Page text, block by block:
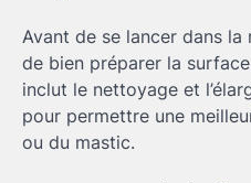
Avant de se lancer dans
de bien préparer la
inclut le nettoyage et
pour permettre une
ou du mastic.